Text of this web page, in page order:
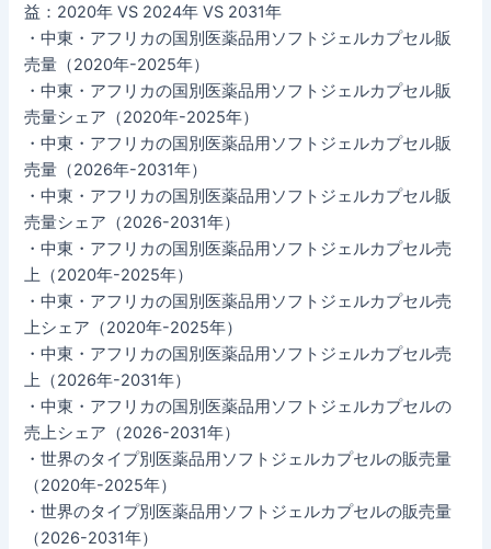
益：2020年 VS 2024年 VS 2031年
・中東・アフリカの国別医薬品用ソフトジェルカプセル販
売量（2020年-2025年）
・中東・アフリカの国別医薬品用ソフトジェルカプセル販
売量シェア（2020年-2025年）
・中東・アフリカの国別医薬品用ソフトジェルカプセル販
売量（2026年-2031年）
・中東・アフリカの国別医薬品用ソフトジェルカプセル販
売量シェア（2026-2031年）
・中東・アフリカの国別医薬品用ソフトジェルカプセル売
上（2020年-2025年）
・中東・アフリカの国別医薬品用ソフトジェルカプセル売
上シェア（2020年-2025年）
・中東・アフリカの国別医薬品用ソフトジェルカプセル売
上（2026年-2031年）
・中東・アフリカの国別医薬品用ソフトジェルカプセルの
売上シェア（2026-2031年）
・世界のタイプ別医薬品用ソフトジェルカプセルの販売量
（2020年-2025年）
・世界のタイプ別医薬品用ソフトジェルカプセルの販売量
（2026-2031年）